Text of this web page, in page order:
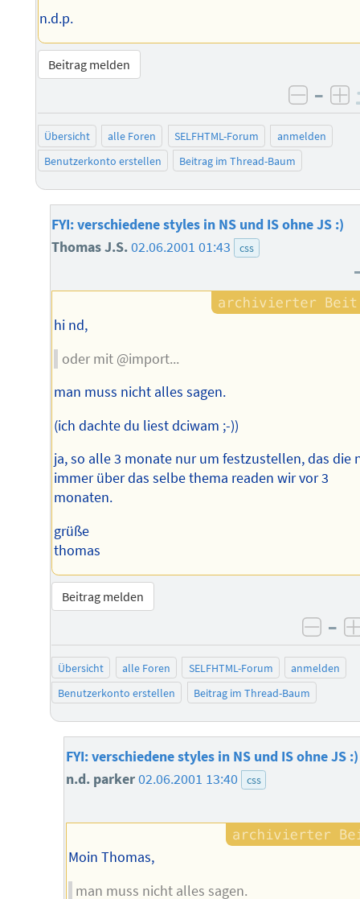
n.d.p.
Beitrag melden
–
Übersicht alle Foren SELFHTML-Forum
anmelden
Benutzerkonto erstellen
Beitrag im Thread-Baum
FYI: verschiedene styles in NS und IS ohne JS :)
Thomas J.S.02.06.2001 01:43 css
hi nd,
oder mit @import...
man muss nicht alles sagen.
(ich dachte du liest dciwam ;-))
ja, so alle 3 monate nur um festzustellen, das die
immer über das selbe thema readen wir vor 3
monaten.
grüße
thomas
Beitrag melden
–
Übersicht alle Foren SELFHTML-Forum
anmelden
Benutzerkonto erstellen
Beitrag im Thread-Baum
FYI: verschiedene styles in NS und IS ohne JS :)
n.d. parker02.06.2001 13:40 css
Moin Thomas,
man muss nicht alles sagen.